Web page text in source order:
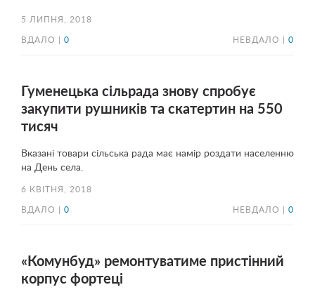
5 ЛИПНЯ, 2018
ВДАЛО | 0 НЕВДАЛО | 0
Гуменецька сільрада знову спробує
закупити рушників та скатертин на 550
тисяч
Вказані товари сільська рада має намір роздати населенню
на День села.
6 КВІТНЯ, 2018
ВДАЛО | 0 НЕВДАЛО | 0
«Комунбуд» ремонтуватиме пристінний
корпус фортеці